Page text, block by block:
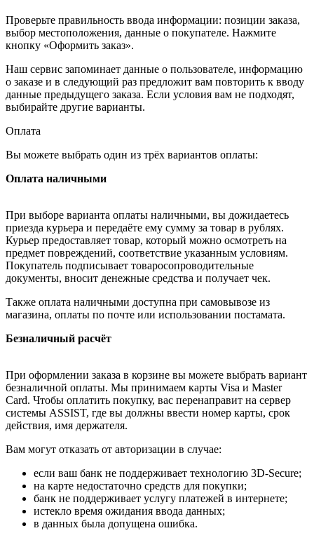
Проверьте правильность ввода информации: позиции заказа,
выбор местоположения, данные о покупателе. Нажмите
кнопку «Оформить заказ».
Наш сервис запоминает данные о пользователе, информацию
о заказе и в следующий раз предложит вам повторить к вводу
данные предыдущего заказа. Если условия вам не подходят,
выбирайте другие варианты.
Оплата
Вы можете выбрать один из трёх вариантов оплаты:
Оплата наличными
При выборе варианта оплаты наличными, вы дожидаетесь
приезда курьера и передаёте ему сумму за товар в рублях.
Курьер предоставляет товар, который можно осмотреть на
предмет повреждений, соответствие указанным условиям.
Покупатель подписывает товаросопроводительные
документы, вносит денежные средства и получает чек.
Также оплата наличными доступна при самовывозе из
магазина, оплаты по почте или использовании постамата.
Безналичный расчёт
При оформлении заказа в корзине вы можете выбрать вариант
безналичной оплаты. Мы принимаем карты Visa и Master
Card. Чтобы оплатить покупку, вас перенаправит на сервер
системы ASSIST, где вы должны ввести номер карты, срок
действия, имя держателя.
Вам могут отказать от авторизации в случае:
если ваш банк не поддерживает технологию 3D-Secure;
на карте недостаточно средств для покупки;
банк не поддерживает услугу платежей в интернете;
истекло время ожидания ввода данных;
в данных была допущена ошибка.